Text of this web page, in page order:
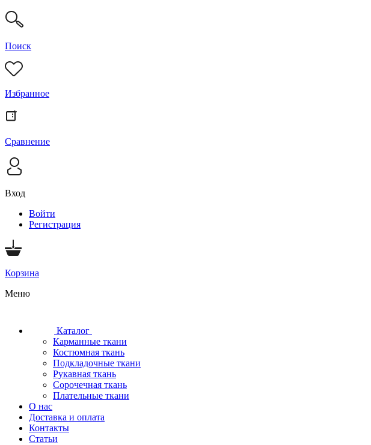
Поиск
Избранное
Сравнение
Вход
Войти
Регистрация
Корзина
Меню
Каталог
Карманные ткани
Костюмная ткань
Подкладочные ткани
Рукавная ткань
Сорочечная ткань
Плательные ткани
О нас
Доставка и оплата
Контакты
Статьи